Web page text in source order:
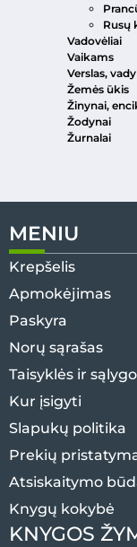
Rusų
Vadovėliai
Vaikams
Verslas,
Žemės ūkis
Žinynai,
Žodynai
Žurnalai
MENIU
Krepšelis
Apmokėjimas
Paskyra
Norų sąrašas
Taisyklės ir
Kur įsigyti
Slapukų politika
Prekių
Atsiskaitymo
Knygų kokybė
KNYGOS